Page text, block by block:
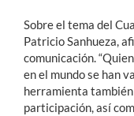
Sobre el tema del
Patricio Sanhueza,
comunicación.
en el mundo se han
herramienta
participación, así